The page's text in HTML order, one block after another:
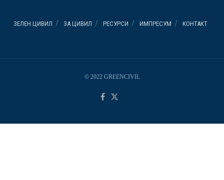
ЗЕЛЕН ЦИВИЛ ЗА ЦИВИЛ РЕСУРСИ ИМПРЕСУМ КОНТАКТ
© 2022 GREENCIVIL